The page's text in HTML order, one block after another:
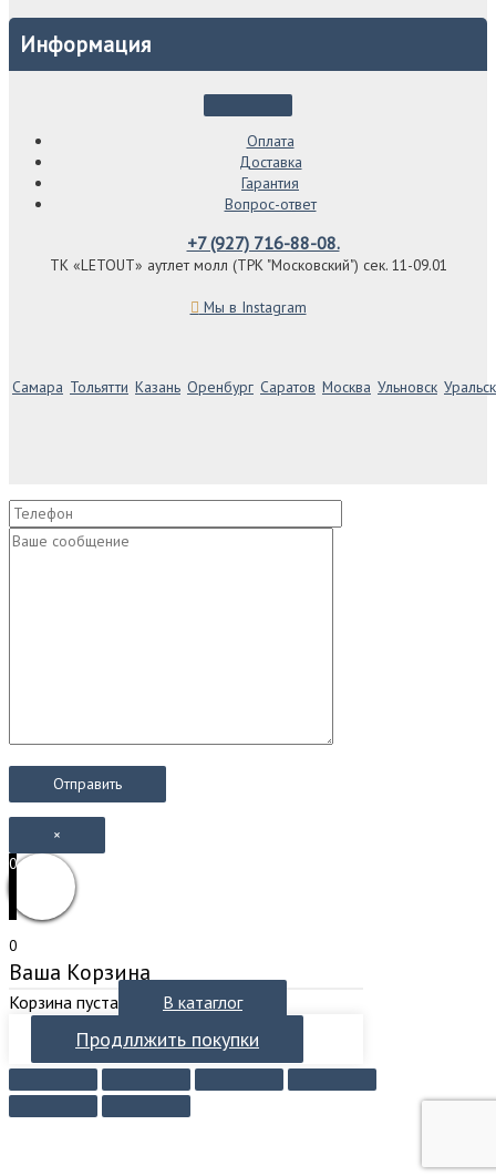
Информация
Оплата
Доставка
Гарантия
Вопрос-ответ
+7 (927) 716-88-08.
ТК «LETOUT» аутлет молл (ТРК "Московский") сек. 11-09.01
Мы в Instagram
Самара Тольятти Казань Оренбург Саратов Москва Ульновск Уральск
×
0
0
Ваша Корзина
Корзина пуста В катаглог
Продллжить покупки